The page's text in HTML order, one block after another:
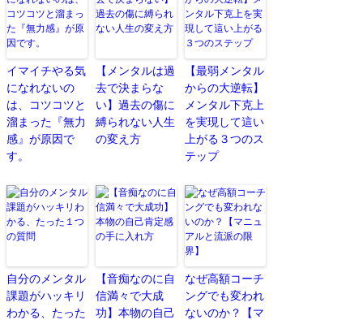
イマイチやる気
になれないの
は、コツコツと
溜まった『無力
感』が原因で
す。
【メンタルは過
去で決まらな
い】過去の傷に
縛られない人生
の変え方
【最弱メンタル
からの大逆転】
メンタル下克上
を実現して這い
上がる３つのス
テップ
自分のメンタル
課題がハッキリ
わかる、たった
【音痴なのに自
信満々で大成
功】本物の自己
なぜ高額コーチ
ングでも変われ
ないのか？【マ